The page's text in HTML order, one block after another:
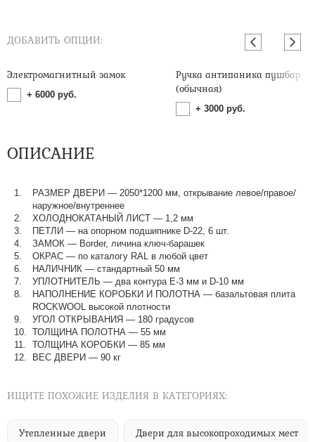
ДОБАВИТЬ ОПЦИИ:
Электромагнитный замок
+ 6000 руб.
Ручка антипаника пушбар
(обычная)
+ 3000 руб.
ОПИСАНИЕ
РАЗМЕР ДВЕРИ — 2050*1200 мм, открывание левое/правое/
наружное/внутреннее
ХОЛОДНОКАТАНЫЙ ЛИСТ — 1,2 мм
ПЕТЛИ — на опорном подшипнике D-22, 6 шт.
ЗАМОК — Border, личина ключ-барашек
ОКРАС — по каталогу RAL в любой цвет​​​​​​​
НАЛИЧНИК — стандартный 50 мм
УПЛОТНИТЕЛЬ — два контура Е-3 мм и D-10 мм
НАПОЛНЕНИЕ КОРОБКИ И ПОЛОТНА — базальтовая плита
ROCKWOOL высокой плотности
УГОЛ ОТКРЫВАНИЯ — 180 градусов
ТОЛЩИНА ПОЛОТНА — 55 мм
ТОЛЩИНА КОРОБКИ — 85 мм
ВЕС ДВЕРИ — 90 кг
ИЩИТЕ ПОХОЖИЕ ИЗДЕЛИЯ В КАТЕГОРИЯХ:
Утепленные двери Двери для высокопроходимых мест